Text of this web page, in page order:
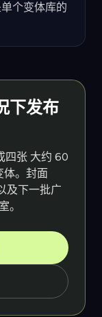
个变体库的
下发布
四张 大约 60
体。封面
及下一批广
。